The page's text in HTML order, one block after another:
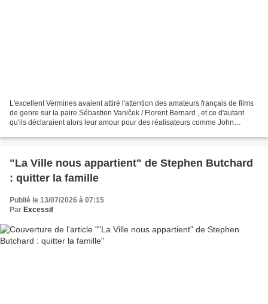
L'excellent Vermines avaient attiré l'attention des amateurs français de films
de genre sur la paire Sébastien Vaniček / Florent Bernard , et ce d'autant
qu'ils déclaraient alors leur amour pour des réalisateurs comme John
"La Ville nous appartient" de Stephen Butchard
: quitter la famille
Publié le 13/07/2026 à 07:15
Par Excessif